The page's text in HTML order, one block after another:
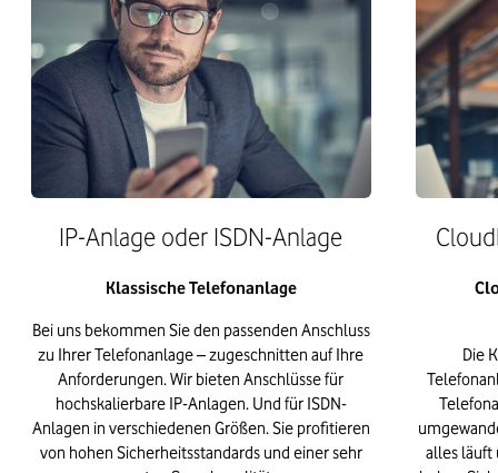
IP-Anlage oder ISDN-Anlage
Klassische Telefonanlage
Bei uns bekommen Sie den passenden Anschluss
zu Ihrer Telefonanlage – zugeschnitten auf Ihre
Anforderungen. Wir bieten Anschlüsse für
hochskalierbare IP-Anlagen. Und für ISDN-
Anlagen in verschiedenen Größen. Sie profitieren
von hohen Sicherheitsstandards und einer sehr
Die
alles läuft